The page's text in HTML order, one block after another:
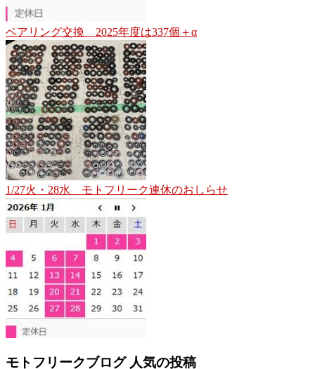
ベアリング交換 2025年度は337個＋α
1/27火・28水 モトフリーク連休のおしらせ
モトフリークブログ 人気の投稿